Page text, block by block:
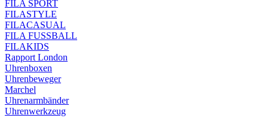
FILA SPORT
FILASTYLE
FILACASUAL
FILA FUSSBALL
FILAKIDS
Rapport London
Uhrenboxen
Uhrenbeweger
Marchel
Uhrenarmbänder
Uhrenwerkzeug